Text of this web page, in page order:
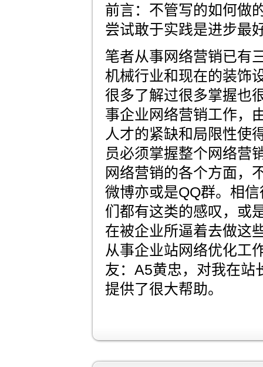
前言：不管写的如何做
尝试敢于实践是进步最
笔者从事网络营销已有
机械行业和现在的装饰
很多了解过很多掌握也
事企业网络营销工作，
人才的紧缺和局限性使
员必须掌握整个网络营
网络营销的各个方面，
微博亦或是QQ群。相
们都有这类的感叹，或
在被企业所逼着去做这
从事企业站网络优化工
友：A5黄忠，对我在站
提供了很大帮助。